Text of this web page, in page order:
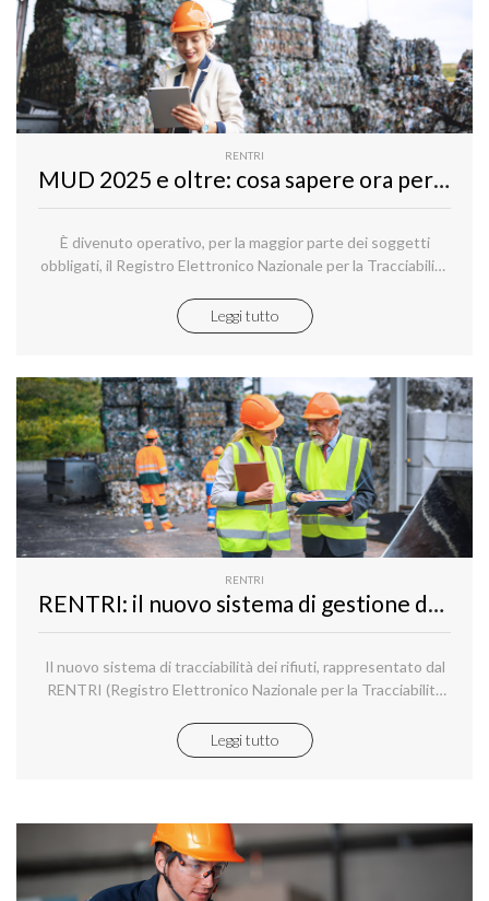
RENTRI
MUD 2025 e oltre: cosa sapere ora per non farsi trovare impreparati alla svolta RENTRI
È divenuto operativo, per la maggior parte dei soggetti
obbligati, il Registro Elettronico Nazionale per la Tracciabilità
Leggi tutto
RENTRI
RENTRI: il nuovo sistema di gestione del Registro di carico e scarico e del Formulario di Identificazione dei Rifiuti (FIR)
Il nuovo sistema di tracciabilità dei rifiuti, rappresentato dal
RENTRI (Registro Elettronico Nazionale per la Tracciabilità
punto di incontro tra la transizione ecologica e digitale
nell’ottica della promozione dell’economia circolare e del
Leggi tutto